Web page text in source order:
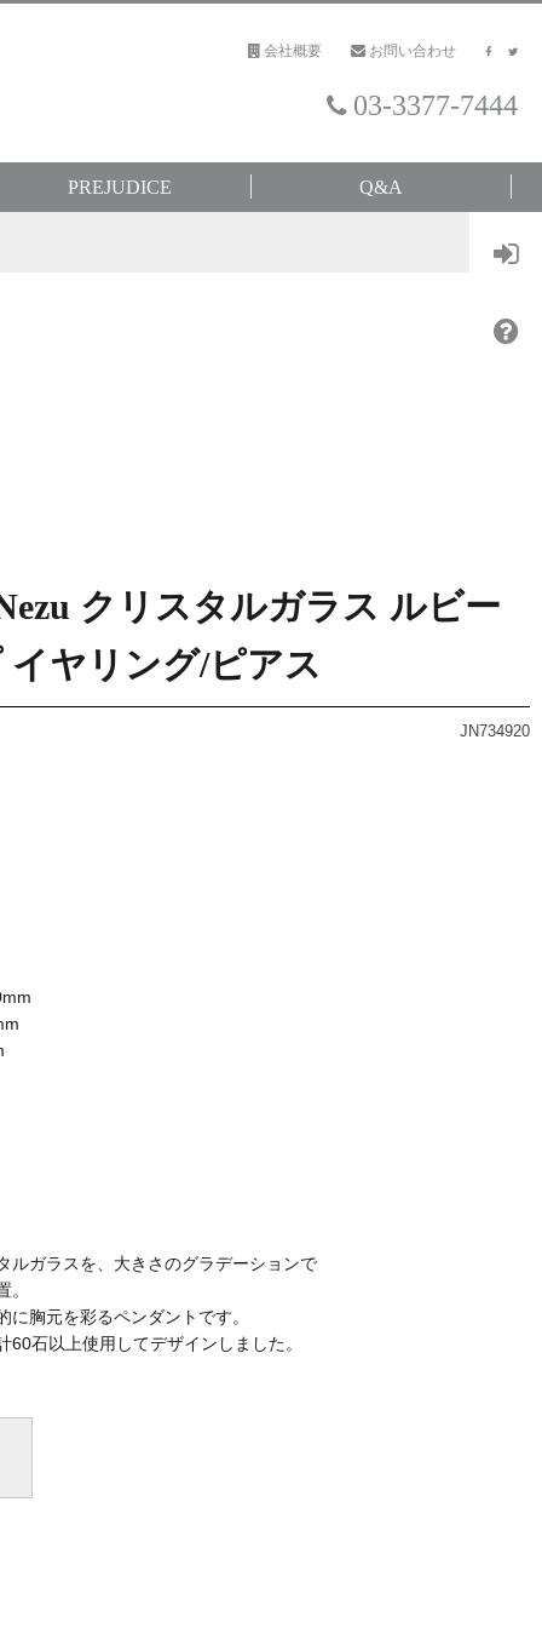
会社概要 お問い合わせ
03-3377-7444
PREJUDICE Q&A
クリスタルガラス ルビー
ヤリング/ピアス
JN734920
ルガラスを、大きさのグラデーションで
を彩るペンダントです。
上使用してデザインしました。